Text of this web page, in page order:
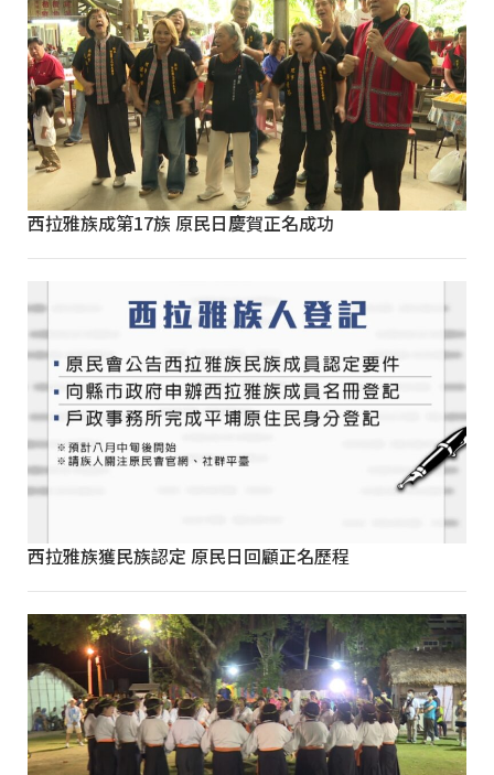
西拉雅族成第17族 原民日慶賀正名成功
西拉雅族獲民族認定 原民日回顧正名歷程